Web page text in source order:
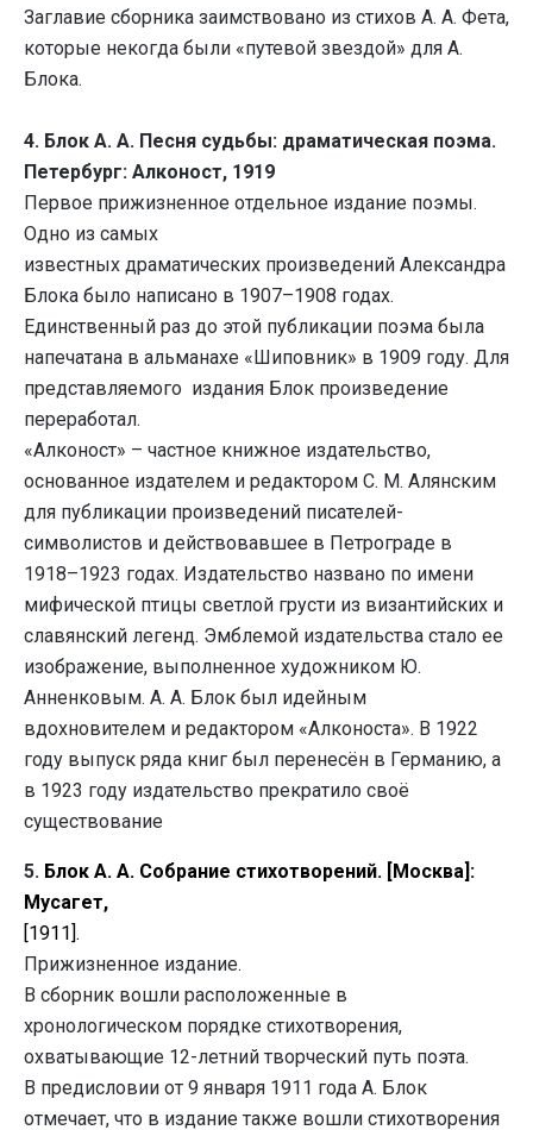
Заглавие сборника заимствовано из стихов А. А. Фета,
которые некогда были «путевой звездой» для А.
Блока.
4. Блок А. А. Песня судьбы: драматическая поэма.
Петербург: Алконост, 1919
Первое прижизненное отдельное издание поэмы.
Одно из самых
известных драматических произведений Александра
Блока было написано в 1907–1908 годах.
Единственный раз до этой публикации поэма была
напечатана в альманахе «Шиповник» в 1909 году. Для
представляемого издания Блок произведение
переработал.
«Алконост» – частное книжное издательство,
основанное издателем и редактором С. М. Алянским
для публикации произведений писателей-
символистов и действовавшее в Петрограде в
1918–1923 годах. Издательство названо по имени
мифической птицы светлой грусти из византийских и
славянский легенд. Эмблемой издательства стало ее
изображение, выполненное художником Ю.
Анненковым. А. А. Блок был идейным
вдохновителем и редактором «Алконоста». В 1922
году выпуск ряда книг был перенесён в Германию, а
в 1923 году издательство прекратило своё
существование
5. Блок А. А. Собрание стихотворений. [Москва]:
Мусагет,
[1911].
Прижизненное издание.
В сборник вошли расположенные в
хронологическом порядке стихотворения,
охватывающие 12-летний творческий путь поэта.
В предисловии от 9 января 1911 года А. Блок
отмечает, что в издание также вошли стихотворения